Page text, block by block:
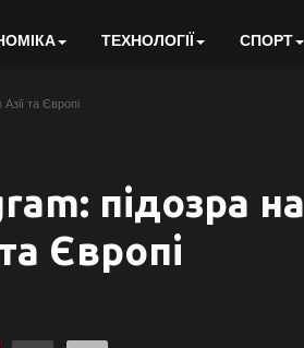
ТЕХНОЛОГІЇ СПОРТ
та Європі
підозра на
Європі